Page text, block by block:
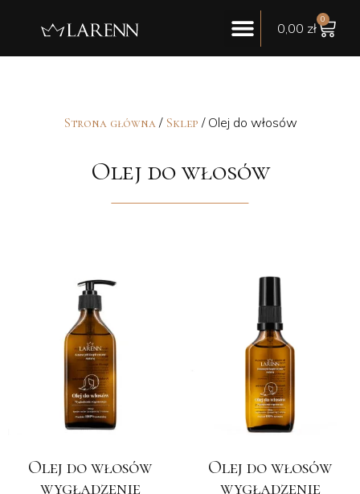
0,00 zł
0
Strona główna/ Sklep / Olej do włosów
Olej do włosów
Olej do włosów
wygładzenie
Olej do włosów
wygładzenie